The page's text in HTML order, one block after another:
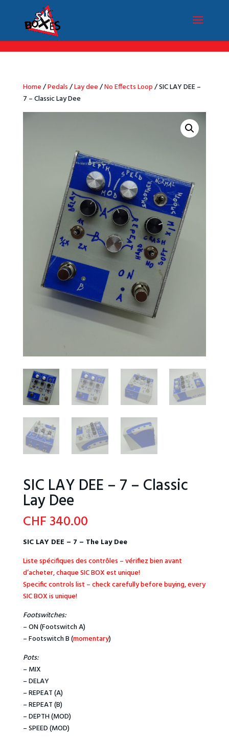
/*Menu par langue*/
Home/Pedals/Lay dee/No Effects Loop/ SIC LAY DEE –
7 – Classic Lay Dee
SIC LAY DEE – 7 – Classic
Lay Dee
CHF340.00
SIC LAY DEE – 7 – The Lay Dee
Liste spécifiques des contrôles – vérifiez bien avant
d’acheter, chaque SIC BOX est unique!
Specific controls list – check carefully before buying, every
SIC BOX is unique!
Footswitches:
– ON (Footswitch A)
– Footswitch B (momentary)
Pots:
– MIX
– DELAY
– REPEAT (A)
– REPEAT (B)
– DEPTH (MOD)
– SPEED (MOD)